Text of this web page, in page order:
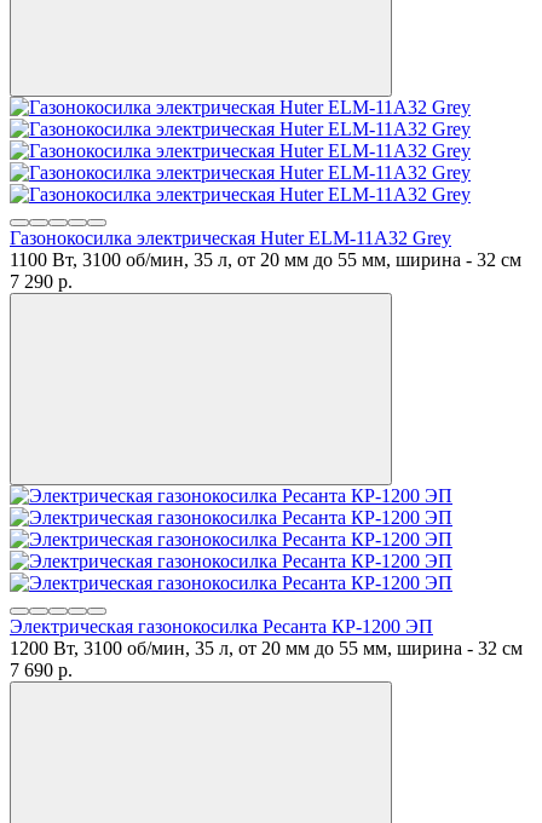
Газонокосилка электрическая Huter ELM-11А32 Grey
1100 Вт, 3100 об/мин, 35 л, от 20 мм до 55 мм, ширина - 32 см
7 290 p.
Электрическая газонокосилка Ресанта КР-1200 ЭП
1200 Вт, 3100 об/мин, 35 л, от 20 мм до 55 мм, ширина - 32 см
7 690 p.